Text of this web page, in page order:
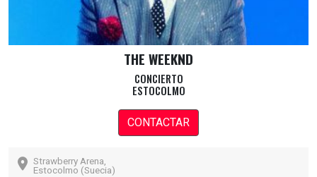
THE WEEKND
CONCIERTO
ESTOCOLMO
CONTACTAR
Strawberry Arena,
Estocolmo (Suecia)